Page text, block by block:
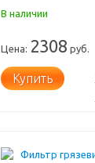
В наличии
Цена: 2308 руб.
Купить